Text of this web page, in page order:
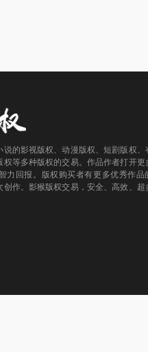
说的影视版权、动漫版权、短剧版权、
权等多种版权的交易。作品作者打开更
力回报。版权购买者有更多优秀作品
创作。影猴版权交易，安全、高效、超